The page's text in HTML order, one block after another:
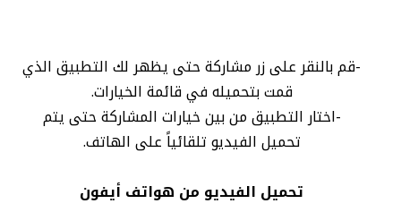
-قم بالنقر على زر مشاركة حتى يظهر لك التطبيق الذي
قمت بتحميله في قائمة الخيارات.
-اختار التطبيق من بين خيارات المشاركة حتى يتم
تحميل الفيديو تلقائياً على الهاتف.
تحميل الفيديو من هواتف أيفون